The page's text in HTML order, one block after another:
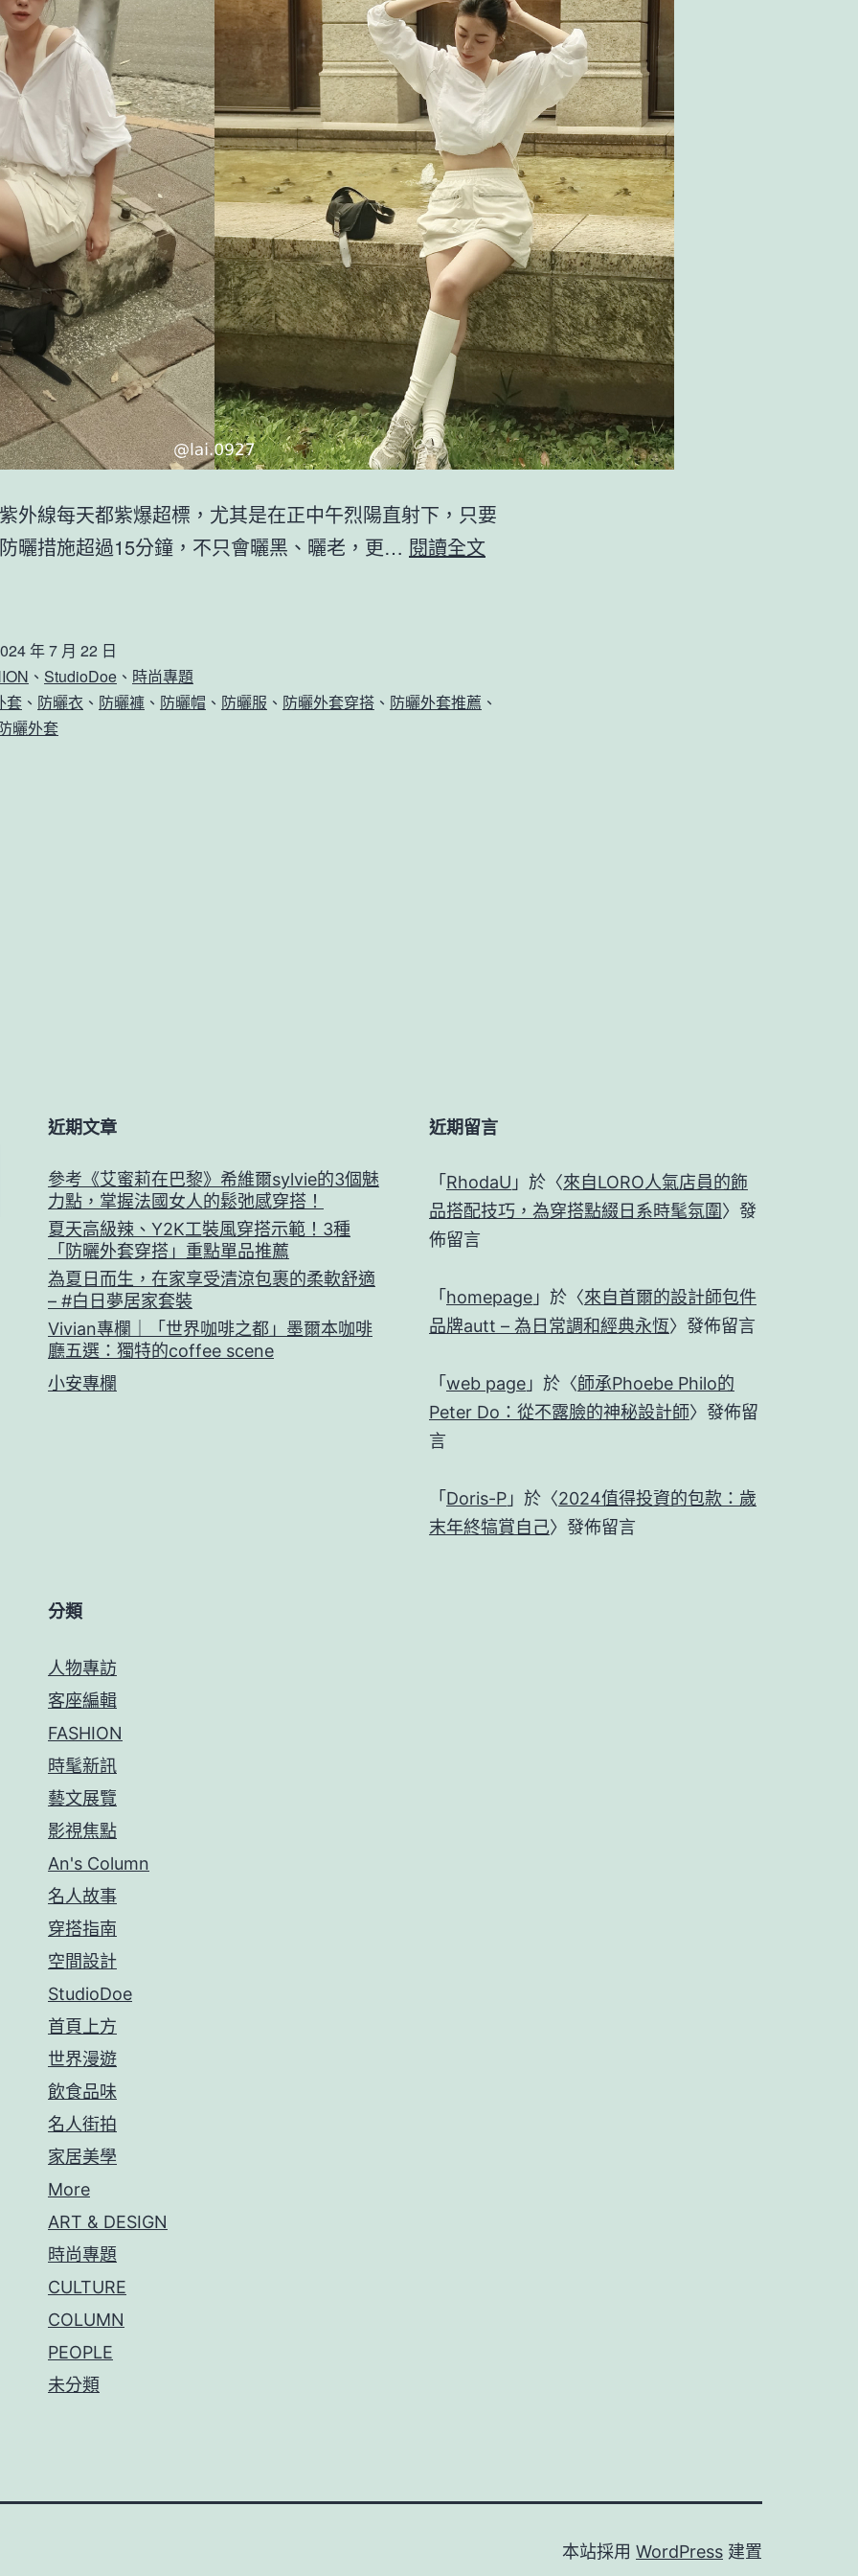
外線每天都紫爆超標，尤其是在正中午烈陽直射下，只要
曬措施超過15分鐘，不只會曬黑、曬老，更… 閱讀全文
Y2K
套
搭」
單
品
薦
年 7 月 22 日
、 StudioDoe 、 時尚專題
套 、 防曬衣 、 防曬褲 、 防曬帽 、 防曬服 、 防曬外套穿搭 、 防曬外套推薦 、
曬外套
近期文章
參考《艾蜜莉在巴黎》希維爾sylvie的3個魅
力點，掌握法國女人的鬆弛感穿搭！
夏天高級辣、Y2K工裝風穿搭示範！3種
「防曬外套穿搭」重點單品推薦
為夏日而生，在家享受清涼包裹的柔軟舒適
– #白日夢居家套裝
Vivian專欄｜「世界咖啡之都」墨爾本咖啡
廳五選：獨特的coffee scene
小安專欄
近期留言
「 RhodaU 」於〈來自LORO人氣店員的飾
品搭配技巧，為穿搭點綴日系時髦氛圍〉發
佈留言
「 homepage 」於〈來自首爾的設計師包件
品牌autt – 為日常調和經典永恆〉發佈留言
「 web page 」於〈師承Phoebe Philo的
Peter Do：從不露臉的神秘設計師〉發佈留
言
「 Doris-P 」於〈2024值得投資的包款：歲
末年終犒賞自己〉發佈留言
分類
人物專訪
客座編輯
FASHION
時髦新訊
藝文展覽
影視焦點
An's Column
名人故事
穿搭指南
空間設計
StudioDoe
首頁上方
世界漫遊
飲食品味
名人街拍
家居美學
More
ART & DESIGN
時尚專題
CULTURE
COLUMN
PEOPLE
未分類
本站採用 WordPress 建置